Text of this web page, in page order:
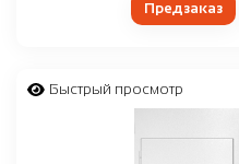
Предзаказ
Быстрый просмотр